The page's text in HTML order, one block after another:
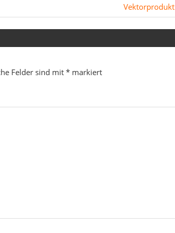
Nächster
Beitrag:
Vektorprodukt
Felder sind mit * markiert